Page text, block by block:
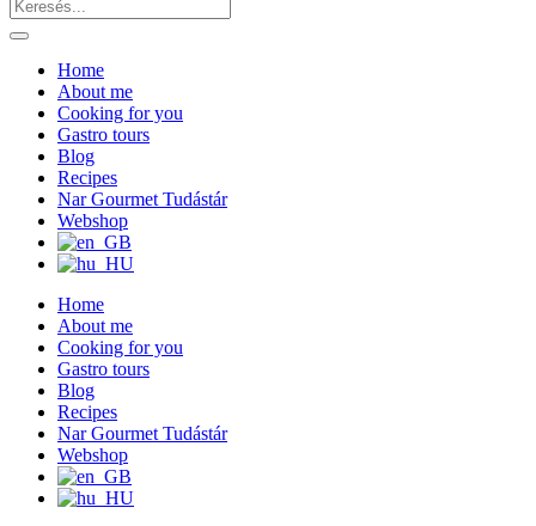
Home
About me
Cooking for you
Gastro tours
Blog
Recipes
Nar Gourmet Tudástár
Webshop
Home
About me
Cooking for you
Gastro tours
Blog
Recipes
Nar Gourmet Tudástár
Webshop